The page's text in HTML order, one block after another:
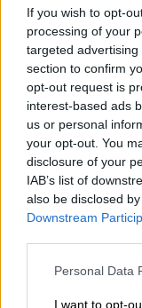
If you wish to opt-
processing of your
targeted
section to confirm
opt-out request is
interest-based ads
us or personal
your opt-out. You
disclosure of your
IAB’s list of
also be disclosed
Downstream
Please note that
not limited to your
Personal Data
I want to opt-
σκάνδαλο του
Μαρινάκης,
των
τόνισε πως «η
να κάνει
«Η βασική
κάνει πράξη το
γραμμή σε μία
εδώ" στην